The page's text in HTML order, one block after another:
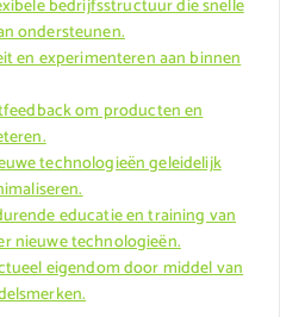
bedrijfsstructuur die snelle
ondersteunen.
en experimenteren aan binnen
om producten en
technologieën geleidelijk
educatie en training van
nieuwe technologieën.
eigendom door middel van